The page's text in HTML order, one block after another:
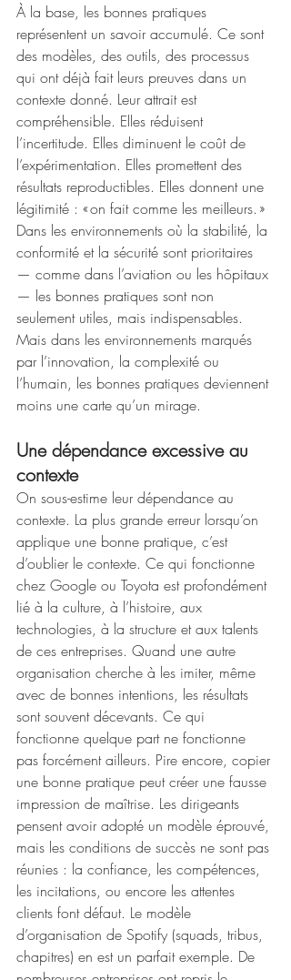
À la base, les bonnes pratiques
représentent un savoir accumulé. Ce sont
des modèles, des outils, des processus
qui ont déjà fait leurs preuves dans un
contexte donné. Leur attrait est
compréhensible. Elles réduisent
l’incertitude. Elles diminuent le coût de
l’expérimentation. Elles promettent des
résultats reproductibles. Elles donnent une
légitimité : « on fait comme les meilleurs. »
Dans les environnements où la stabilité, la
conformité et la sécurité sont prioritaires
— comme dans l’aviation ou les hôpitaux
— les bonnes pratiques sont non
seulement utiles, mais indispensables.
Mais dans les environnements marqués
par l’innovation, la complexité ou
l’humain, les bonnes pratiques deviennent
moins une carte qu’un mirage.
Une dépendance excessive au
contexte
On sous-estime leur dépendance au
contexte. La plus grande erreur lorsqu’on
applique une bonne pratique, c’est
d’oublier le contexte. Ce qui fonctionne
chez Google ou Toyota est profondément
lié à la culture, à l’histoire, aux
technologies, à la structure et aux talents
de ces entreprises. Quand une autre
organisation cherche à les imiter, même
avec de bonnes intentions, les résultats
sont souvent décevants. Ce qui
fonctionne quelque part ne fonctionne
pas forcément ailleurs. Pire encore, copier
une bonne pratique peut créer une fausse
impression de maîtrise. Les dirigeants
pensent avoir adopté un modèle éprouvé,
mais les conditions de succès ne sont pas
réunies : la confiance, les compétences,
les incitations, ou encore les attentes
clients font défaut. Le modèle
d’organisation de Spotify (squads, tribus,
chapitres) en est un parfait exemple. De